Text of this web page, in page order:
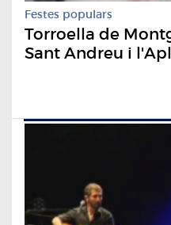
Festes populars
Torroella de
Sant Andreu i